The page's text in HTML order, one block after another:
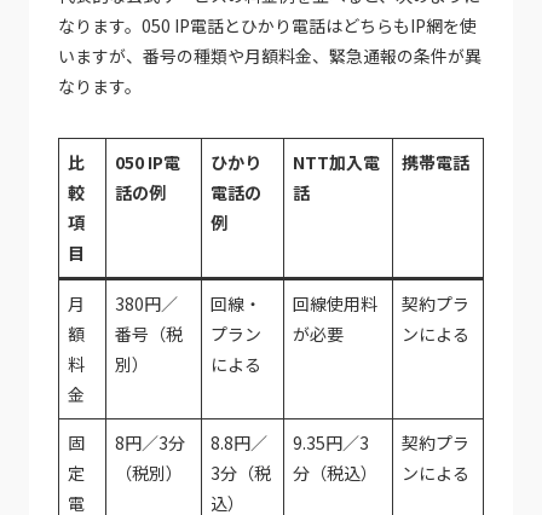
なります。050 IP電話とひかり電話はどちらもIP網を使
いますが、番号の種類や月額料金、緊急通報の条件が異
なります。
比
較
項
目
050 IP電
話の例
ひかり
電話の
例
NTT加入電
話
携帯電話
月
額
料
金
380円／
番号（税
別）
回線・
プラン
による
回線使用料
が必要
契約プラ
ンによる
固
定
電
8円／3分
（税別）
8.8円／
3分（税
込）
9.35円／3
分（税込）
契約プラ
ンによる